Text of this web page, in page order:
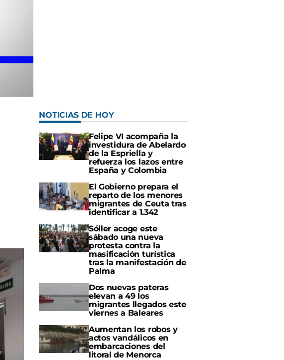
NOTICIAS DE HOY
Felipe VI acompaña la
investidura de Abelardo
de la Espriella y
refuerza los lazos entre
España y Colombia
El Gobierno prepara el
reparto de los menores
migrantes de Ceuta tras
identificar a 1.342
Sóller acoge este
sábado una nueva
protesta contra la
masificación turística
tras la manifestación de
Palma
Dos nuevas pateras
elevan a 49 los
migrantes llegados este
viernes a Baleares
Aumentan los robos y
actos vandálicos en
embarcaciones del
litoral de Menorca